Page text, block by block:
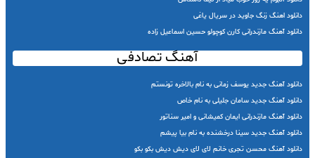
دانلود اهنگ زنگ جاوید در سریال یاغی
دانلود آهنگ مازندرانی کارن کوچولو حسین اسماعیل زاده
آهنگ تصادفی
دانلود آهنگ جدید یوسف زمانی به نام بالاخره تونستم
دانلود آهنگ جدید سامان جلیلی به نام خاص
دانلود آهنگ مازندرانی ایمان کمیشانی و امیر سناتور
دانلود آهنگ جدید سینا درخشنده به نام بیا پیشم
دانلود آهنگ محسن تجری خانم لای لای دیش دیش بکو بکو